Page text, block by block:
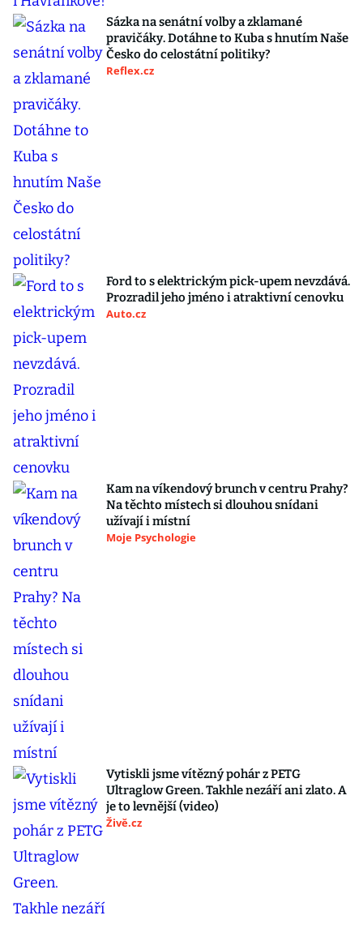
Sázka na senátní volby a zklamané
pravičáky. Dotáhne to Kuba s hnutím Naše
Česko do celostátní politiky?
Reflex.cz
Ford to s elektrickým pick-upem nevzdává.
Prozradil jeho jméno i atraktivní cenovku
Auto.cz
Kam na víkendový brunch v centru Prahy?
Na těchto místech si dlouhou snídani
užívají i místní
Moje Psychologie
Vytiskli jsme vítězný pohár z PETG
Ultraglow Green. Takhle nezáří ani zlato. A
je to levnější (video)
Živě.cz